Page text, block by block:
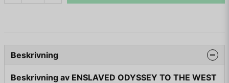
Beskrivning
Beskrivning av ENSLAVED ODYSSEY TO THE WEST